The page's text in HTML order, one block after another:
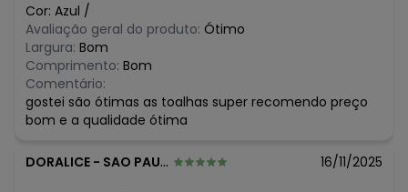
maio/2026
abril/2026
março/2026
fevereiro/2026
Cor: Azul /
Avaliação geral do produto: Ótimo
Largura: Bom
Comprimento: Bom
Comentário:
gostei são ótimas as toalhas super recomendo preço
bom e a qualidade ótima
DORALICE - SAO PAULO - SP 16/11/2025